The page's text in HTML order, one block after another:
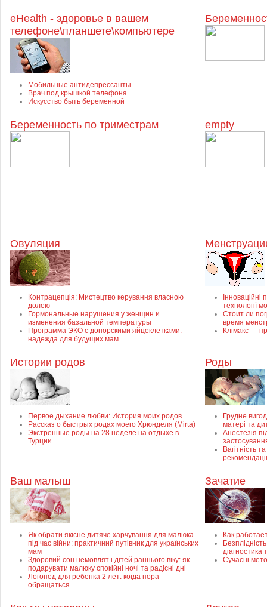
eHealth - здоровье в вашем
телефоне\планшете\компьютере
Мобильные антидепрессанты
Врач под крышкой телефона
Искусство быть беременной
Беременность по триместрам empty
Овуляция
Контрацепція: Мистецтво керування власною
долею
Гормональные нарушения у женщин и
изменения базальной температуры
Программа ЭКО с донорскими яйцеклетками:
надежда для будущих мам
Інноваційні
технології
Стоит ли
время
Клімакс —
Истории родов
Первое дыхание любви: История моих родов
Рассказ о быстрых родах моего Хрюнделя (Mirta)
Экстренные роды на 28 неделе на отдыхе в
Турции
Роды
Грудне
матері та
Анестезія
Вагітність
рекомендації
Ваш малыш
Як обрати якісне дитяче харчування для малюка
під час війни: практичний путівник для українських
мам
Здоровий сон немовлят і дітей раннього віку: як
подарувати малюку спокійні ночі та радісні дні
Логопед для ребенка 2 лет: когда пора
обращаться
Зачатие
Как
діагностика
Сучасні